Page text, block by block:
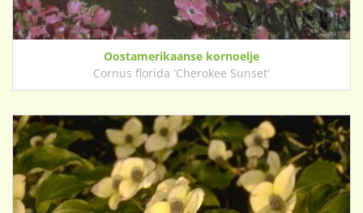
Oostamerikaanse kornoelje
Cornus florida 'Cherokee Sunset'